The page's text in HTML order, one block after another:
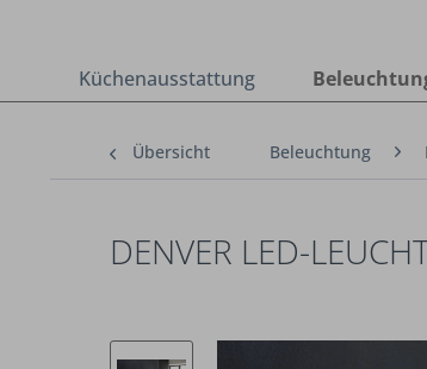
Küchenausstattung
Übersicht Beleuchtung
DENVER LED-